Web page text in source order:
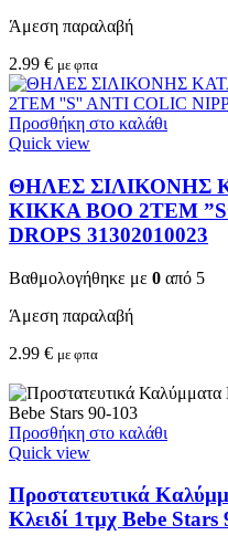
Άμεση παραλαβή
2.99 € με φπα
Προσθήκη στο καλάθι
Quick view
ΘΗΛΕΣ ΣΙΛΙΚΟΝΗΣ
KIKKA BOO 2TEM
DROPS 31302010023
Βαθμολογήθηκε με 0 από 5
Άμεση παραλαβή
2.99 € με φπα
Προσθήκη στο καλάθι
Quick view
Προστατευτικά
Κλειδί 1τμχ Bebe Stars